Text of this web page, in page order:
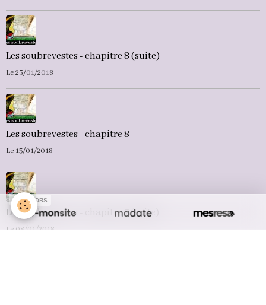
Les soubrevestes - chapitre 8 (suite)
Le 23/01/2018
Les soubrevestes - chapitre 8
Le 15/01/2018
Les soubrevestes - chapitre 7 (suite)
Le 08/01/2018
SPONSORS